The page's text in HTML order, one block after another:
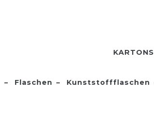
KARTONS
Flaschen Kunststoffflaschen